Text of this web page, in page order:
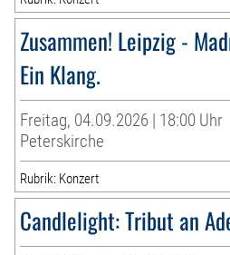
Zusammen! Leipzig -
Ein Klang.
Freitag, 04.09.2026 | 18:00 Uhr
Peterskirche
Rubrik: Konzert
Candlelight: Tribut an